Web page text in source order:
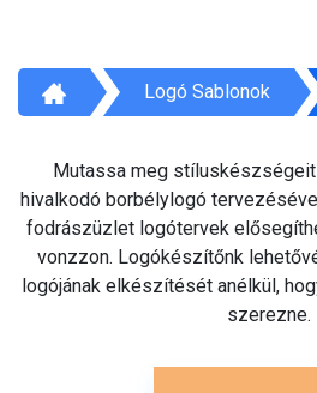
Logó Sablonok
Mutassa meg
hivalkodó borbélylogó
fodrászüzlet logótervek
vonzzon. Logókészítőnk
logójának elkészítését anélkül,
szerezne.